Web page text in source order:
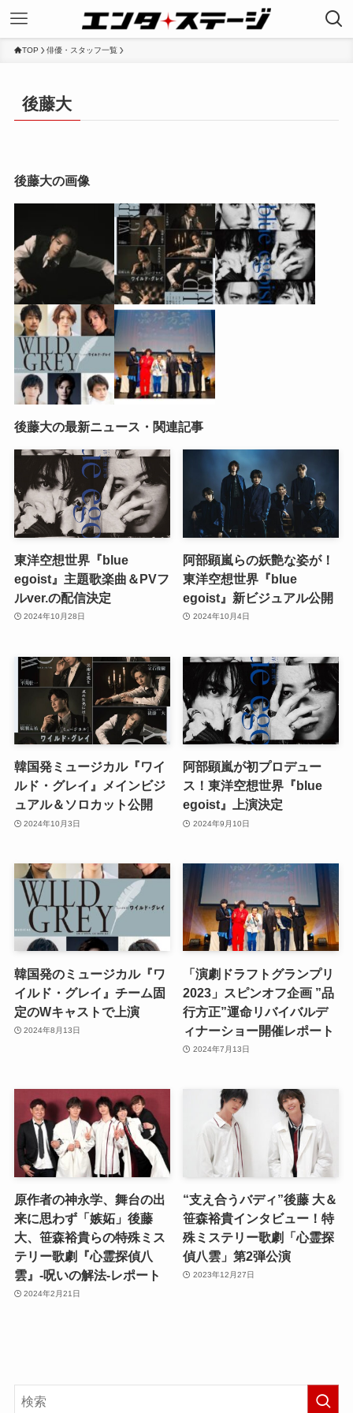
TOP 俳優・スタッフ一覧
後藤大
後藤大の画像
後藤大の最新ニュース・関連記事
東洋空想世界『blue
egoist』主題歌楽曲＆PVフ
ルver.の配信決定
2024年10月28日
阿部顕嵐らの妖艶な姿が！
東洋空想世界『blue
egoist』新ビジュアル公開
2024年10月4日
韓国発ミュージカル『ワイ
ルド・グレイ』メインビジ
ュアル＆ソロカット公開
2024年10月3日
阿部顕嵐が初プロデュー
ス！東洋空想世界『blue
egoist』上演決定
2024年9月10日
韓国発のミュージカル『ワ
イルド・グレイ』チーム固
定のWキャストで上演
2024年8月13日
「演劇ドラフトグランプリ
2023」スピンオフ企画 ”品
行方正”運命リバイバルデ
ィナーショー開催レポート
2024年7月13日
原作者の神永学、舞台の出
来に思わず「嫉妬」後藤
大、笹森裕貴らの特殊ミス
テリー歌劇『心霊探偵八
雲』-呪いの解法-レポート
2024年2月21日
“支え合うバディ”後藤 大＆
笹森裕貴インタビュー！特
殊ミステリー歌劇「心霊探
偵八雲」第2弾公演
2023年12月27日